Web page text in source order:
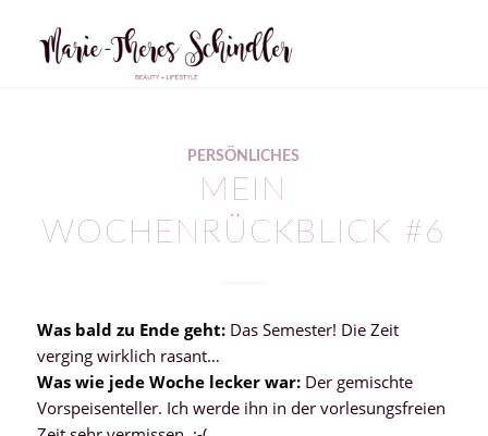
PERSÖNLICHES
MEIN
WOCHENRÜCKBLICK #6
Was bald zu Ende geht: Das Semester! Die Zeit
verging wirklich rasant…
Was wie jede Woche lecker war: Der gemischte
Vorspeisenteller. Ich werde ihn in der vorlesungsfreien